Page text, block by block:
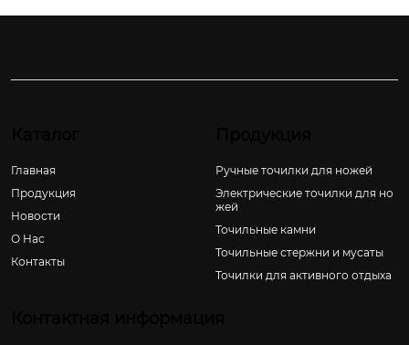
Главная
Продукция
Новости
О Hас
Контакты
Ручные точилки для ножей
Электрические точилки для но
жей
Точильные камни
Точильные стержни и мусаты
Точилки для активного отдыха